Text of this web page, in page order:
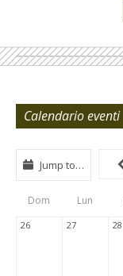
Calendario eventi
View
Type
Tabs
Jump to…
Dom Lun
26 27 28